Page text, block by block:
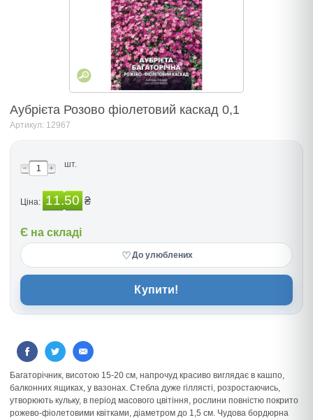
Аубрієта Розово фіолетовий каскад 0,1
Артикул: 12967
шт.
Ціна: 11.50 ₴
Є на складі
♡До улюблених
Купити!
Багаторічник, висотою 15-20 см, напрочуд красиво виглядає в кашпо,
балконних ящиках, у вазонах. Стебла дуже гіллясті, розростаючись,
утворюють кульку, в період масового цвітіння, рослини повністю покрито
рожево-фіолетовими квітками, діаметром до 1,5 см. Чудова бордюрна